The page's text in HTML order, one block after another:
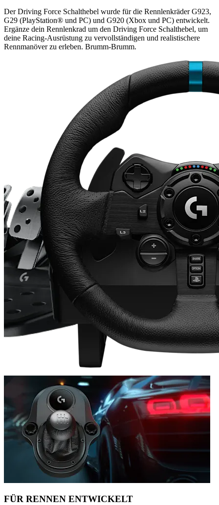
Der Driving Force Schalthebel wurde für die Rennlenkräder G923,
G29 (PlayStation® und PC) und G920 (Xbox und PC) entwickelt.
Ergänze dein Rennlenkrad um den Driving Force Schalthebel, um
deine Racing-Ausrüstung zu vervollständigen und realistischere
Rennmanöver zu erleben. Brumm-Brumm.
FÜR RENNEN ENTWICKELT